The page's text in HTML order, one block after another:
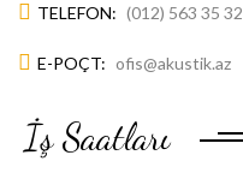
TELEFON: (012) 563 35 32
E-POÇT: ofis@akustik.az
İş Saatları